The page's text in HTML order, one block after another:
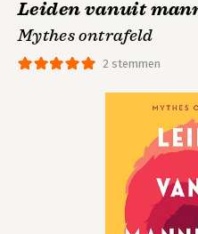
2 stemmen
Leiden vanuit
Mythes ontrafeld